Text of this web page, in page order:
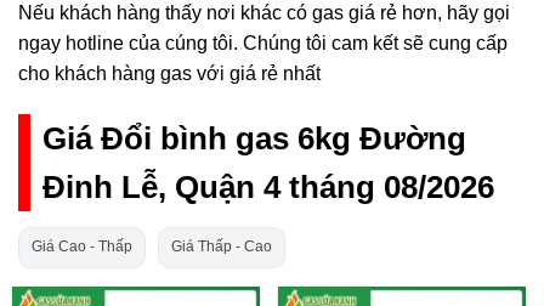
Nếu khách hàng thấy nơi khác có gas giá rẻ hơn, hãy gọi
ngay hotline của cúng tôi. Chúng tôi cam kết sẽ cung cấp
cho khách hàng gas với giá rẻ nhất
Giá Đổi bình gas 6kg Đường
Đinh Lễ, Quận 4 tháng 08/2026
Giá Cao - Thấp Giá Thấp - Cao